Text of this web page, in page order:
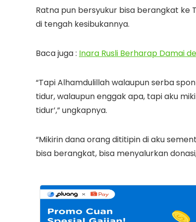
Ratna pun bersyukur bisa berangkat ke
di tengah kesibukannya.
Baca juga : Inara Rusli Berharap Damai
“Tapi Alhamdulillah walaupun serba
tidur, walaupun enggak apa, tapi aku
tidur’,” ungkapnya.
“Mikirin dana orang dititipin di aku
bisa berangkat, bisa menyalurkan